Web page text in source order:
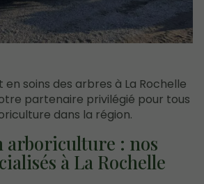
en soins des arbres à La Rochelle
partenaire privilégié pour tous
dans la région.
arboriculture : nos
à La Rochelle